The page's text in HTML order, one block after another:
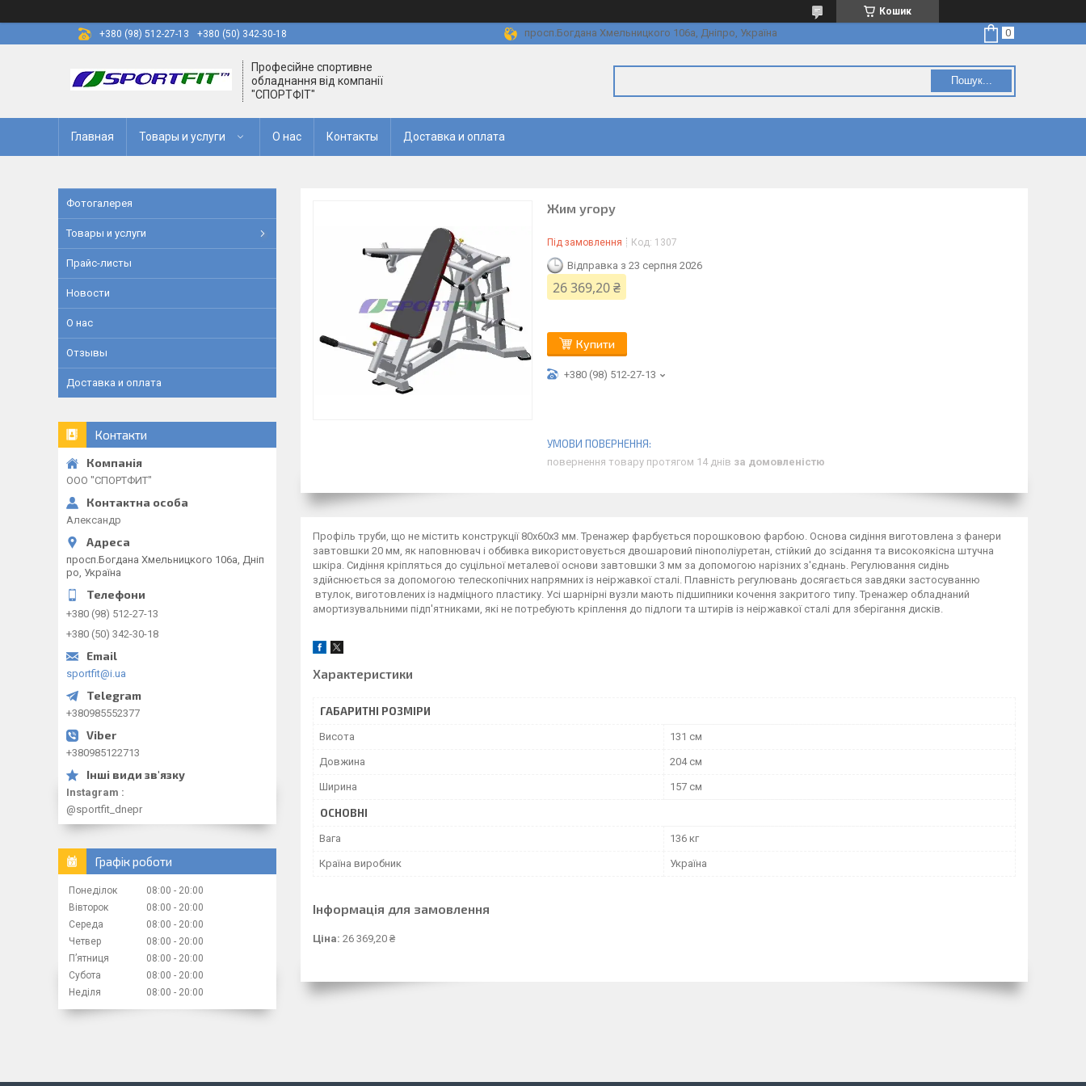
Кошик
+380 (98) 512-27-13
+380 (50) 342-30-18 просп.Богдана Хмельницкого 106а, Дніпро, Україна
Професійне спортивне
обладнання від компанії
"СПОРТФІТ"
Пошук...
Главная Товары и услуги О нас Контакты Доставка и оплата
Жим угору
Під замовлення Код: 1307
Відправка з 23 серпня 2026
26 369,20 ₴
Купити
+380 (98) 512-27-13
повернення товару протягом 14 днів за домовленістю
Профіль труби, що не містить конструкції 80х60х3 мм. Тренажер фарбується порошковою фарбою. Основа сидіння виготовлена з фанери
завтовшки 20 мм, як наповнювач і оббивка використовується двошаровий пінополіуретан, стійкий до зсідання та високоякісна штучна
шкіра. Сидіння кріпляться до суцільної металевої основи завтовшки 3 мм за допомогою нарізних з'єднань. Регулювання сидінь
здійснюється за допомогою телескопічних напрямних із неіржавкої сталі. Плавність регулювань досягається завдяки застосуванню
втулок, виготовлених із надміцного пластику. Усі шарнірні вузли мають підшипники кочення закритого типу. Тренажер обладнаний
амортизувальними підп'ятниками, які не потребують кріплення до підлоги та штирів із неіржавкої сталі для зберігання дисків.
Характеристики
ГАБАРИТНІ РОЗМІРИ
Висота 131 см
Довжина 204 см
Ширина 157 см
ОСНОВНІ
Вага 136 кг
Країна виробник Україна
Інформація для замовлення
Ціна: 26 369,20 ₴
Фотогалерея
Товары и услуги
Прайс-листы
Новости
О нас
Отзывы
Доставка и оплата
Контакти
ООО "СПОРТФИТ"
Александр
просп.Богдана Хмельницкого 106а, Дніп
ро, Україна
+380 (98) 512-27-13
+380 (50) 342-30-18
sportfit@i.ua
+380985552377
+380985122713
Instagram
@sportfit_dnepr
Графік роботи
Понеділок 08:00
20:00
Вівторок
08:00
20:00
Середа
08:00
20:00
Четвер
08:00
20:00
Пʼятниця
08:00
20:00
Субота
08:00
20:00
Неділя
08:00 20:00